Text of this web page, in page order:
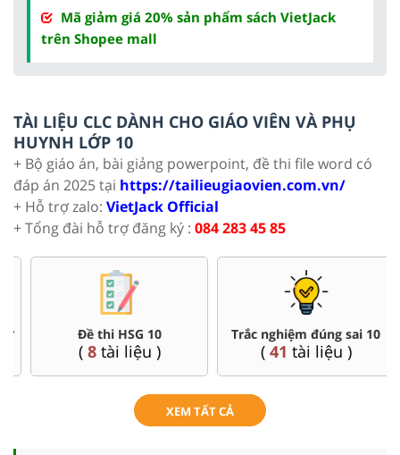
Mã giảm giá 20% sản phẩm sách VietJack
trên Shopee mall
TÀI LIỆU CLC DÀNH CHO GIÁO VIÊN VÀ PHỤ
HUYNH LỚP 10
+ Bộ giáo án, bài giảng powerpoint, đề thi file word có
đáp án 2025 tại https://tailieugiaovien.com.vn/
+ Hỗ trợ zalo: VietJack Official
+ Tổng đài hỗ trợ đăng ký : 084 283 45 85
Đề thi HSG 10
8tài liệu )
Trắc nghiệm đúng sai 10
41tài liệu )
XEM TẤT CẢ